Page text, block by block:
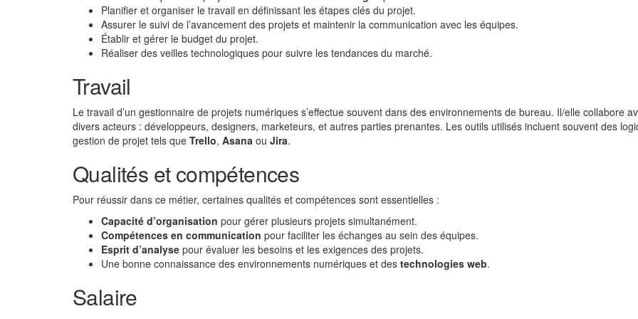
Planifier et organiser le travail en définissant les étapes clés du projet.
Assurer le suivi de l’avancement des projets et maintenir la communication avec les équipes.
Établir et gérer le budget du projet.
Réaliser des veilles technologiques pour suivre les tendances du marché.
Travail
Le travail d’un gestionnaire de projets numériques s’effectue souvent dans des environnements de bureau. Il/elle collabore
divers acteurs : développeurs, designers, marketeurs, et autres parties prenantes. Les outils utilisés incluent souvent des
gestion de projet tels que Trello, Asana ou Jira.
Qualités et compétences
Pour réussir dans ce métier, certaines qualités et compétences sont essentielles :
Capacité d’organisation pour gérer plusieurs projets simultanément.
Compétences en communication pour faciliter les échanges au sein des équipes.
Esprit d’analyse pour évaluer les besoins et les exigences des projets.
Une bonne connaissance des environnements numériques et des technologies web.
Salaire